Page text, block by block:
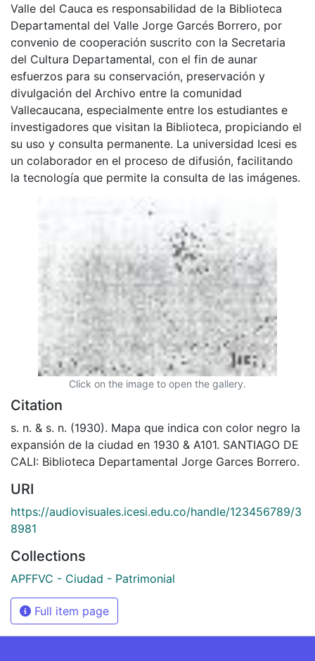
Valle del Cauca es responsabilidad de la Biblioteca
Departamental del Valle Jorge Garcés Borrero, por
convenio de cooperación suscrito con la Secretaria
del Cultura Departamental, con el fin de aunar
esfuerzos para su conservación, preservación y
divulgación del Archivo entre la comunidad
Vallecaucana, especialmente entre los estudiantes e
investigadores que visitan la Biblioteca, propiciando el
su uso y consulta permanente. La universidad Icesi es
un colaborador en el proceso de difusión, facilitando
la tecnología que permite la consulta de las imágenes.
Click on the image to open the gallery.
Citation
s. n. & s. n. (1930). Mapa que indica con color negro la
expansión de la ciudad en 1930 & A101. SANTIAGO DE
CALI: Biblioteca Departamental Jorge Garces Borrero.
URI
https://audiovisuales.icesi.edu.co/handle/123456789/3
8981
Collections
APFFVC - Ciudad - Patrimonial
Full item page